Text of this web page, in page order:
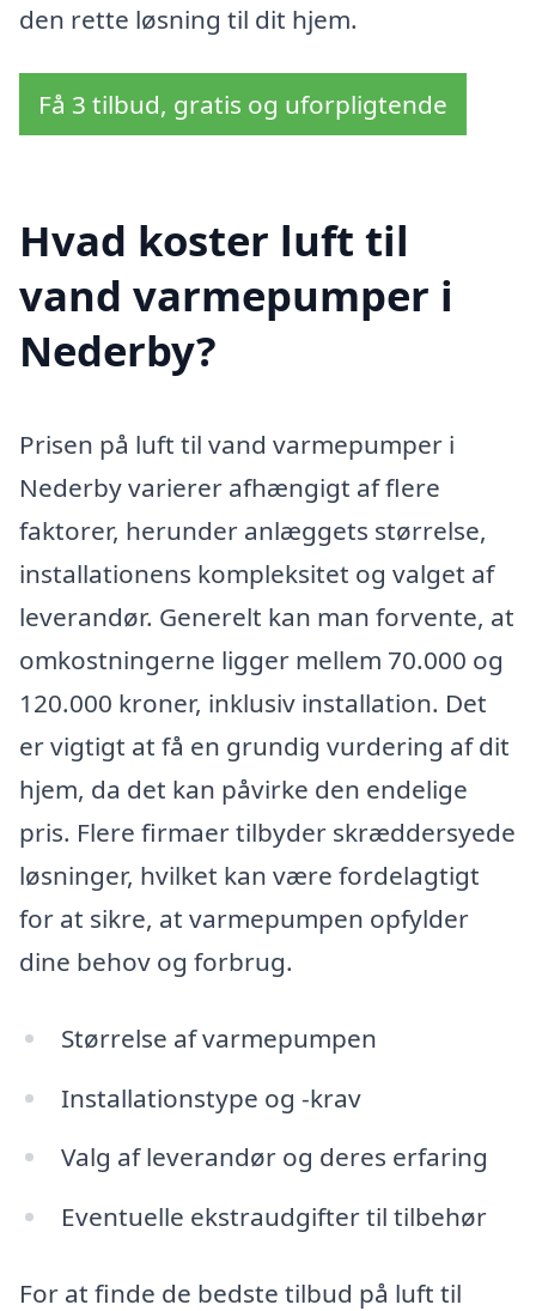
den rette løsning til dit hjem.
Få 3 tilbud, gratis og uforpligtende
Hvad koster luft til
vand varmepumper i
Nederby?
Prisen på luft til vand varmepumper i
Nederby varierer afhængigt af flere
faktorer, herunder anlæggets størrelse,
installationens kompleksitet og valget af
leverandør. Generelt kan man forvente, at
omkostningerne ligger mellem 70.000 og
120.000 kroner, inklusiv installation. Det
er vigtigt at få en grundig vurdering af dit
hjem, da det kan påvirke den endelige
pris. Flere firmaer tilbyder skræddersyede
løsninger, hvilket kan være fordelagtigt
for at sikre, at varmepumpen opfylder
dine behov og forbrug.
Størrelse af varmepumpen
Installationstype og -krav
Valg af leverandør og deres erfaring
Eventuelle ekstraudgifter til tilbehør
For at finde de bedste tilbud på luft til